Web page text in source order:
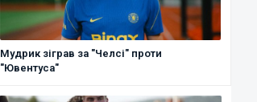
Мудрик зіграв за "Челсі" проти
"Ювентуса"